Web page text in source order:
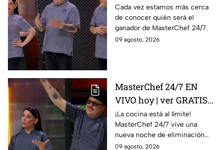
FINAL de MasterChef
24/7
Cada vez estamos más cerca
de conocer quién será el
ganador de MasterChef 24/7.
09 agosto, 2026
MasterChef 24/7 EN
VIVO hoy | ver GRATIS
en línea la transmisión
del domingo de
ELIMINACIÓN del 09 de
¡La cocina está al límite!
MasterChef 24/7 vive una
nueva noche de eliminación
donde un cocinero tendrá que
09 agosto, 2026